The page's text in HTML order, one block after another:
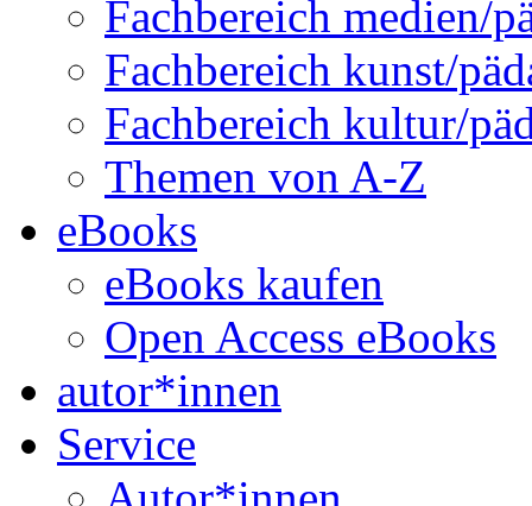
Fachbereich medien/
Fachbereich kunst/
Fachbereich kultur/
Themen von A-Z
eBooks
eBooks kaufen
Open Access eBooks
autor*innen
Service